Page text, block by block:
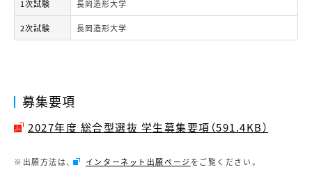
1次試験 長岡造形大学
2次試験 長岡造形大学
募集要項
2027年度 総合型選抜 学生募集要項（591.4KB）
※出願方法は、 インターネット出願ページ をご覧ください。